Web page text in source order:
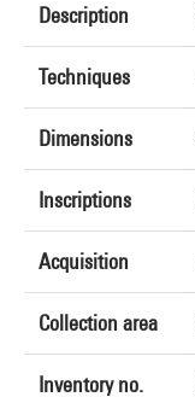
Description
Techniques
Dimensions
Inscriptions
Acquisition
Collection area
Inventory no.